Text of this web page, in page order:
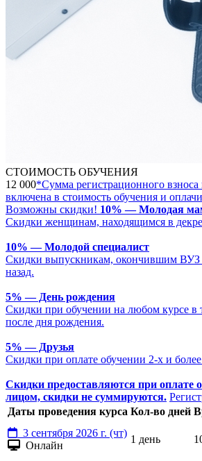
СТОИМОСТЬ ОБУЧЕНИЯ
12 000*Сумма регистрационного взноса
включена в стоимость обучения и
Возможны скидки! 10% — Молодая
Скидки женщинам, находящимся в
10% — Молодой специалист
Скидки выпускникам, окончившим ВУЗ
назад.
5% — День рождения
Скидки при обучении на любом курсе в
после дня рождения.
5% — Друзья
Скидки при оплате обучении 2-х и более
Скидки предоставляются при оплате
лицом, скидки не суммируются.
Даты проведения курса Кол-во дней
3 сентября 2026 г. (чт)
Онлайн
1 день